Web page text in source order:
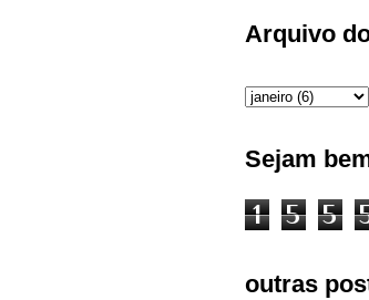
Arquivo
Sejam
1 5 5
outras